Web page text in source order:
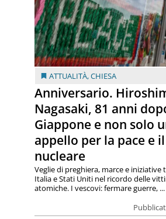
ATTUALITÀ,CHIESA
Anniversario.
Nagasaki, 81 anni
Giappone e non solo
appello per la pace e
nucleare
Veglie di preghiera, marce e iniziative
Italia e Stati Uniti nel ricordo delle
atomiche. I vescovi: fermare guerre, ...